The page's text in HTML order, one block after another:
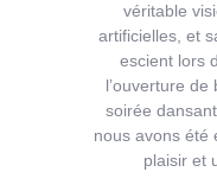
véritable
artificielles, et
escient lors
l’ouverture
soirée
nous avons été
plaisir et